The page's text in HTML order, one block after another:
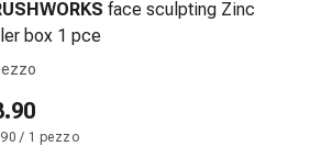
face sculpting Zinc
box 1 pce
/ 1 pezzo